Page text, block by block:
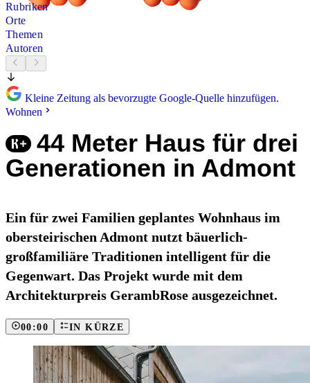
Rubriken
Orte
Themen
Autoren
Kleine Zeitung als bevorzugte Google-Quelle hinzufügen.
Wohnen
44 Meter Haus für drei
Generationen in Admont
Ein für zwei Familien geplantes Wohnhaus im
obersteirischen Admont nutzt bäuerlich-
großfamiliäre Traditionen intelligent für die
Gegenwart. Das Projekt wurde mit dem
Architekturpreis GerambRose ausgezeichnet.
00:00 IN KÜRZE